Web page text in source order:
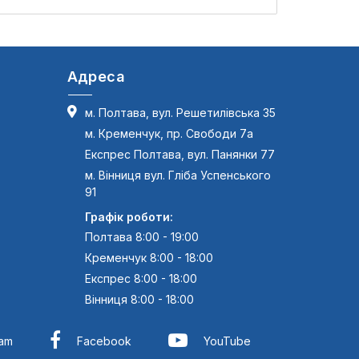
Адреса
м. Полтава, вул. Решетилівська 35
м. Кременчук, пр. Свободи 7а
Експрес Полтава, вул. Панянки 77
м. Вінниця вул. Гліба Успенського
91
Графік роботи:
Полтава 8:00 - 19:00
Кременчук 8:00 - 18:00
Експрес 8:00 - 18:00
Вінниця 8:00 - 18:00
Facebook YouTube